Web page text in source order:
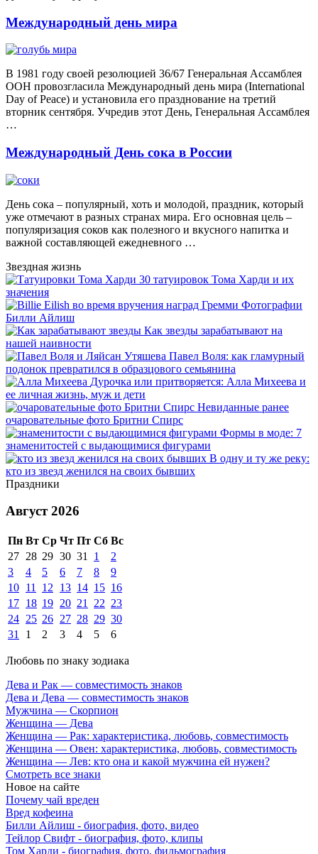
Международный день мира
В 1981 году своей резолюцией 36/67 Генеральная Ассамблея
ООН провозгласила Международный день мира (International
Day of Peace) и установила его празднование на третий
вторник сентября. Учредив этот День, Генеральная Ассамблея
…
Международный День сока в России
День сока – популярный, хоть и молодой, праздник, который
уже отмечают в разных странах мира. Его основная цель –
популяризация соков как полезного и вкусного напитка и
важной составляющей ежедневного …
Звездная жизнь
30 татуировок Тома Харди и их
значения
Фотографии
Билли Айлиш
Как звезды зарабатывают на
нашей наивности
Павел Воля: как гламурный
подонок превратился в образцового семьянина
Дурочка или притворяется: Алла Михеева и
ее личная жизнь, муж и дети
Невиданные ранее
очаровательные фото Бритни Спирс
Формы в моде: 7
знаменитостей с выдающимися фигурами
В одну и ту же реку:
кто из звезд женился на своих бывших
Праздники
Август 2026
Пн Вт Ср Чт Пт Сб Вс
27 28 29 30 31 1
2
3
4 5 6 7 8
9
10 11 12 13 14 15 16
17 18 19 20 21 22 23
24 25 26 27 28 29 30
31
1 2 3 4 5 6
Любовь по знаку зодиака
Дева и Рак — совместимость знаков
Дева и Дева — совместимость знаков
Мужчина — Скорпион
Женщина — Дева
Женщина — Рак: характеристика, любовь, совместимость
Женщина — Овен: характеристика, любовь, совместимость
Женщина — Лев: кто она и какой мужчина ей нужен?
Смотреть все знаки
Новое на сайте
Почему чай вреден
Вред кофеина
Билли Айлиш - биография, фото, видео
Тейлор Свифт - биография, фото, клипы
Том Харди - биография, фото, фильмография